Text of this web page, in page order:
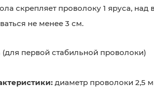
скрепляет проволоку 1 яруса, над
не менее 3 см.
первой стабильной проволоки)
диаметр проволоки 2,5